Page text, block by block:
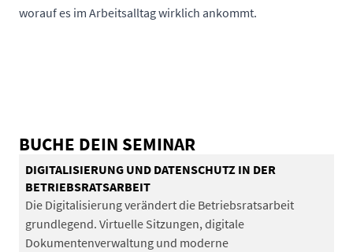
worauf es im Arbeitsalltag wirklich ankommt.
BUCHE DEIN SEMINAR
DIGITALISIERUNG UND DATENSCHUTZ IN DER
BETRIEBSRATSARBEIT
Die Digitalisierung verändert die Betriebsratsarbeit
grundlegend. Virtuelle Sitzungen, digitale
Dokumentenverwaltung und moderne